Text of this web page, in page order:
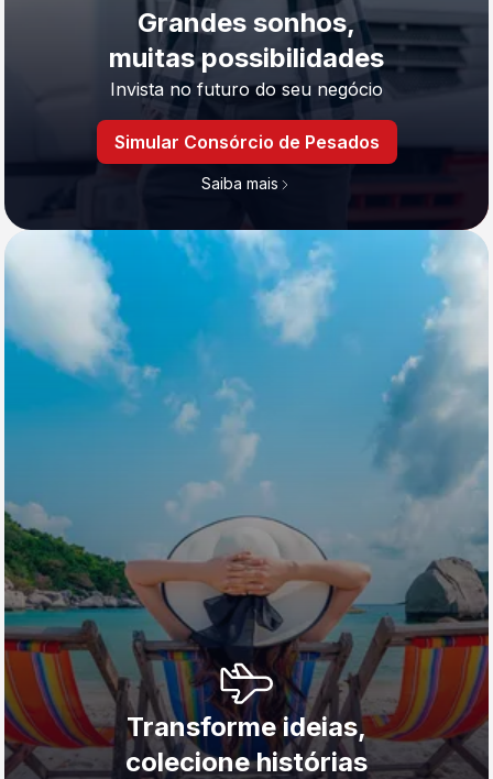
Grandes sonhos,
muitas possibilidades
Invista no futuro do seu negócio
Simular Consórcio de Pesados
Saiba mais
Transforme ideias,
colecione histórias